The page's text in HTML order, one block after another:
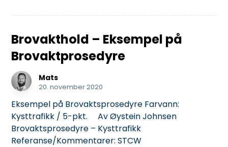
Brovakthold – Eksempel på
Brovaktprosedyre
Mats
20. november 2020
Eksempel på Brovaktsprosedyre Farvann:
Kysttrafikk / 5-pkt. Av Øystein Johnsen
Brovaktsprosedyre – Kysttrafikk
Referanse/Kommentarer: STCW